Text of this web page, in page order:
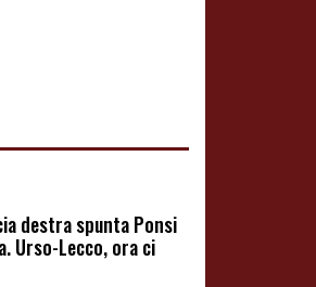
destra spunta Ponsi
Urso-Lecco, ora ci